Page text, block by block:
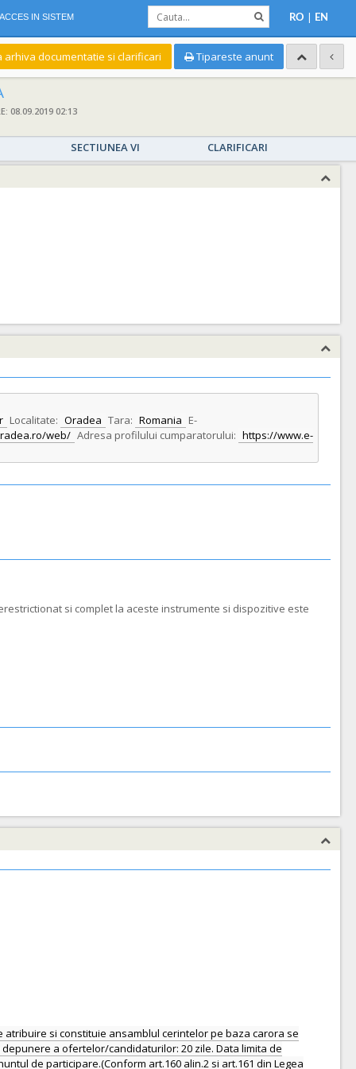
ACCES IN SISTEM RO | EN
arhiva documentatie si clarificari Tipareste anunt
08.09.2019 02:13
SECTIUNEA VI CLARIFICARI
Localitate: Oradea Tara: Romania E-
web/ Adresa profilului cumparatorului: https://www.e-
si complet la aceste instrumente si dispozitive este
atribuire si constituie ansamblul cerintelor pe baza carora se
a ofertelor/candidaturilor: 20 zile. Data limita de
de participare.(Conform art.160 alin.2 si art.161 din Legea